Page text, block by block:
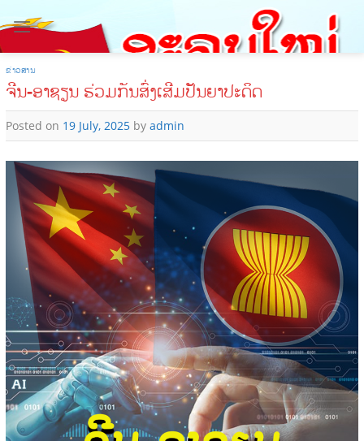
to
content
ຂ່າວສານ
ຈີນ-ອາຊຽນ ຮ່ວມກັນສົ່ງເສີມປັນຍາປະດິດ
Posted on 19 July, 2025 by admin